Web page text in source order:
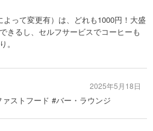
って変更有）は、どれも1000円！大盛
きるし、セルフサービスでコーヒーも
。
ストフード #バー・ラウンジ
2025年5月18日